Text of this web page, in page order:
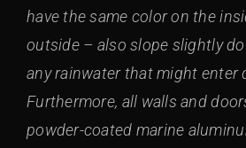
have the same color on the
outside – also slope slightly
any rainwater that might enter
Furthermore, all walls and
powder-coated marine